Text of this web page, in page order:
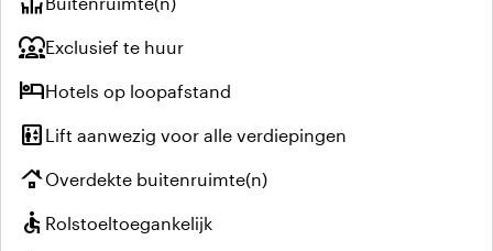
diversity_1Exclusief te huur
hotelHotels op loopafstand
elevator Lift aanwezig voor alle verdiepingen
roofingOverdekte buitenruimte(n)
accessible Rolstoeltoegankelijk